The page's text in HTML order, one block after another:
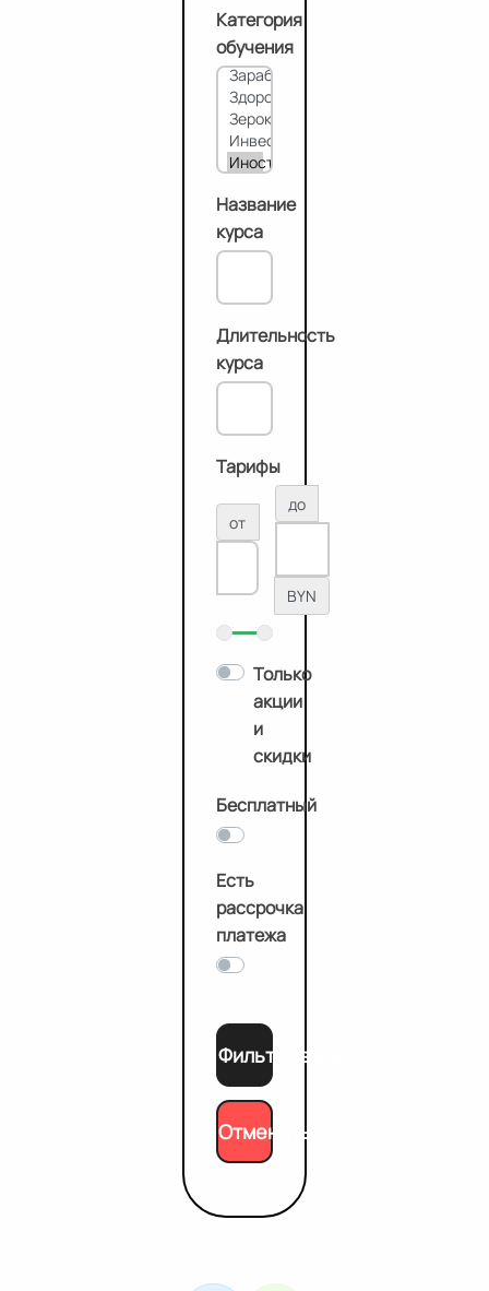
Категория
обучения
Название
курса
Длительность
курса
Тарифы
от
до
BYN
Только
акции
и
скидки
Бесплатный
Есть
рассрочка
платежа
Фильтровать
Отменить